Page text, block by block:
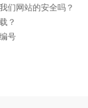
们网站的安全吗？
？
号